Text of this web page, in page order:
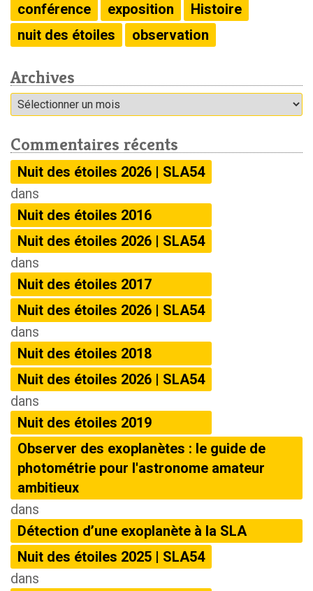
conférence
exposition
Histoire
nuit des étoiles
observation
Archives
Archives
Commentaires récents
Nuit des étoiles 2026 | SLA54
dans
Nuit des étoiles 2016
Nuit des étoiles 2026 | SLA54
dans
Nuit des étoiles 2017
Nuit des étoiles 2026 | SLA54
dans
Nuit des étoiles 2018
Nuit des étoiles 2026 | SLA54
dans
Nuit des étoiles 2019
Observer des exoplanètes : le guide de
photométrie pour l'astronome amateur
ambitieux
dans
Détection d’une exoplanète à la SLA
Nuit des étoiles 2025 | SLA54
dans